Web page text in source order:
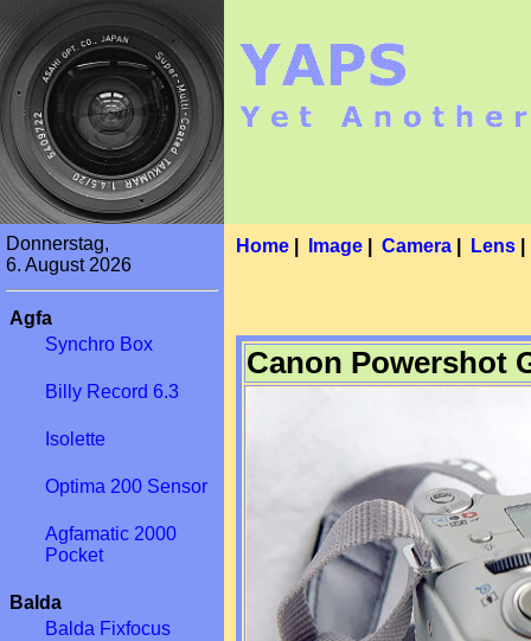
Donnerstag,
6. August 2026
Agfa
Synchro Box
Billy Record 6.3
Isolette
Optima 200 Sensor
Agfamatic 2000
Pocket
Balda
Balda Fixfocus
Home Image Camera Lens
Canon Powershot